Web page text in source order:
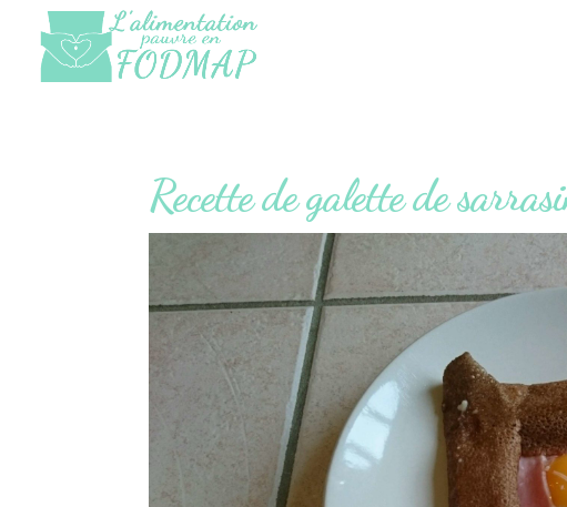
Recette de galette de